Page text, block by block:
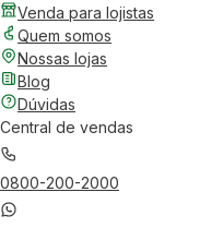
Venda para lojistas
Quem somos
Nossas lojas
Blog
Dúvidas
Central de vendas
0800-200-2000